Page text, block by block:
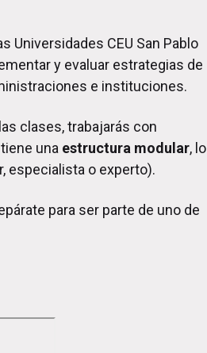
Universidades CEU San Pablo
y evaluar estrategias de
e instituciones.
clases, trabajarás con
una estructura modular, lo
especialista o experto).
para ser parte de uno de